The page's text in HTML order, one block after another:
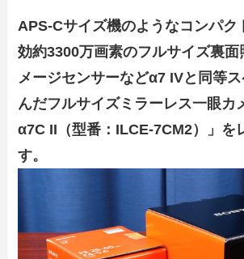
APS-Cサイズ機のようなコンパク
効約3300万画素のフルサイズ裏面
メージセンサーなどα7 IVと同等
んだフルサイズミラーレス一眼カ
α7C II（型番：ILCE-7CM2）」を
す。